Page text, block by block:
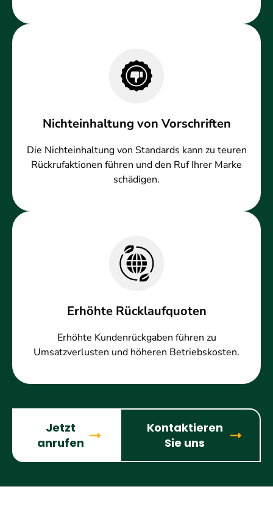
Nichteinhaltung von Vorschriften
Die Nichteinhaltung von Standards kann zu teuren
Rückrufaktionen führen und den Ruf Ihrer Marke
schädigen.
Erhöhte Rücklaufquoten
Erhöhte Kundenrückgaben führen zu
Umsatzverlusten und höheren Betriebskosten.
Jetzt
anrufen
Kontaktieren
Sie uns